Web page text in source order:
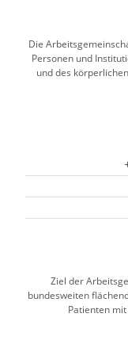
Die
Personen und
und des
Ziel der
bundesweiten
Patienten